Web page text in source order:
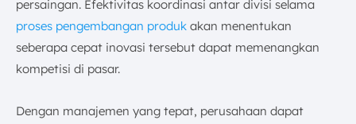
persaingan. Efektivitas koordinasi antar divisi selama
proses pengembangan produk akan menentukan
seberapa cepat inovasi tersebut dapat memenangkan
kompetisi di pasar.
Dengan manajemen yang tepat, perusahaan dapat